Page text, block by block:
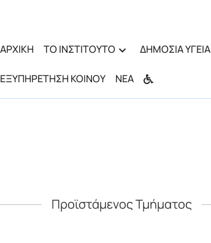
ΑΡΧΙΚΗ ΤΟ ΙΝΣΤΙΤΟΥΤΟ ΔΗΜΟΣΙΑ ΥΓΕΙΑ
ΕΞΥΠΗΡΕΤΗΣΗ ΚΟΙΝΟΥ ΝΕΑ
Προϊστάμενος Τμήματος